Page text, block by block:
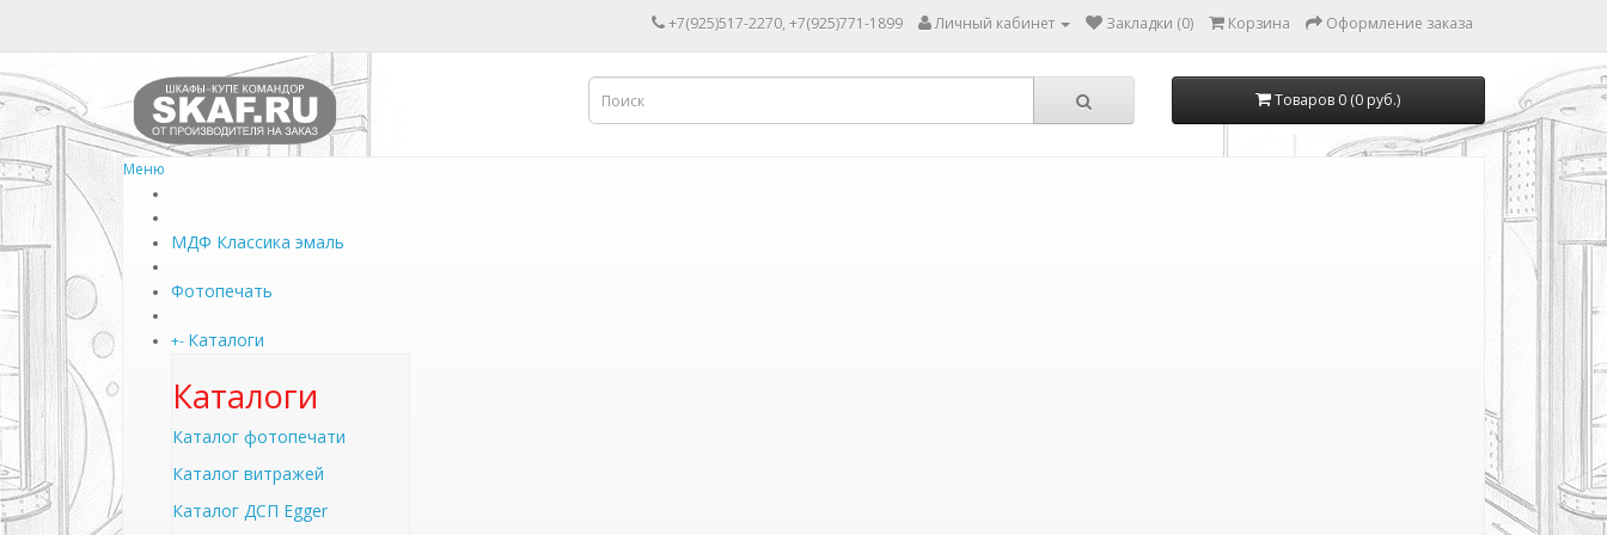
+7(925)517-2270, +7(925)771-1899 Личный кабинет Закладки (0) Корзина Оформление заказа
Товаров 0 (0 руб.)
Меню
МДФ Классика эмаль
Фотопечать
+- Каталоги
Каталоги
Каталог фотопечати
Каталог витражей
Каталог ДСП Egger